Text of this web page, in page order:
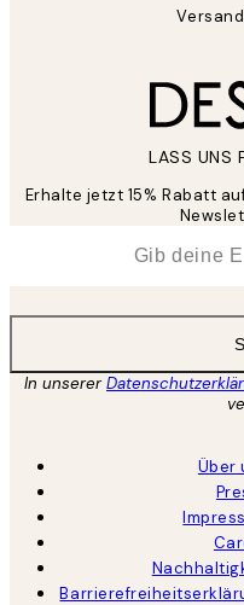
LASS UNS
Erhalte jetzt 15% Rabatt
In unserer
Über